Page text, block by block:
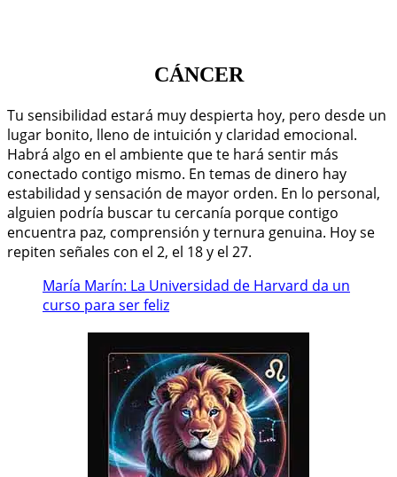
CÁNCER
Tu sensibilidad estará muy despierta hoy, pero desde un
lugar bonito, lleno de intuición y claridad emocional.
Habrá algo en el ambiente que te hará sentir más
conectado contigo mismo. En temas de dinero hay
estabilidad y sensación de mayor orden. En lo personal,
alguien podría buscar tu cercanía porque contigo
encuentra paz, comprensión y ternura genuina. Hoy se
repiten señales con el 2, el 18 y el 27.
María Marín: La Universidad de Harvard da un
curso para ser feliz